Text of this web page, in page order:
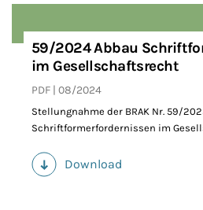
59/2024 Abbau
im Gesellschaftsrecht
PDF 08/2024
Stellungnahme der BRAK Nr. 59/
Schriftformerfordernissen im
Download
(PDF)